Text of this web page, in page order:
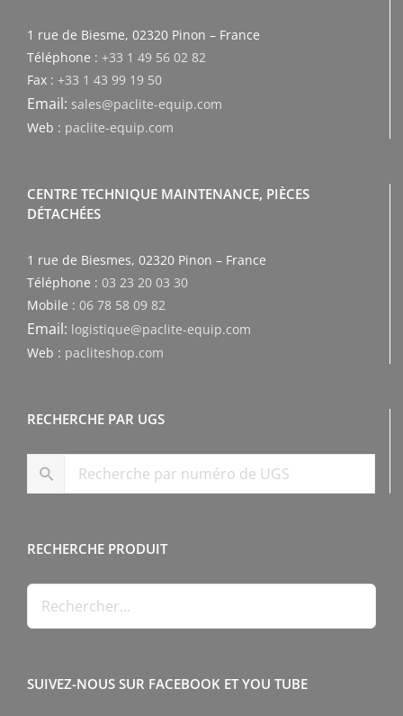
1 rue de Biesme, 02320 Pinon – France
Téléphone : +33 1 49 56 02 82
Fax : +33 1 43 99 19 50
Email: sales@paclite-equip.com
Web : paclite-equip.com
CENTRE TECHNIQUE MAINTENANCE, PIÈCES
DÉTACHÉES
1 rue de Biesmes, 02320 Pinon – France
Téléphone : 03 23 20 03 30
Mobile : 06 78 58 09 82
Email: logistique@paclite-equip.com
Web : pacliteshop.com
RECHERCHE PAR UGS
RECHERCHE PRODUIT
SUIVEZ-NOUS SUR FACEBOOK ET YOU TUBE